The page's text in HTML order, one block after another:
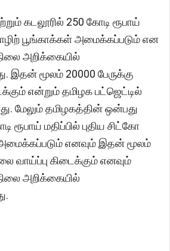
கடலூரில் 250 கோடி ரூபாய்
பூங்காக்கள் அமைக்கப்படும் என
அறிக்கையில்
இதன் மூலம் 20000 பேருக்கு
என்றும் தமிழக பட்ஜெட்டில்
மேலும் தமிழகத்தின் ஒன்பது
ரூபாய் மதிப்பில் புதிய சிட்கோ
எனவும் இதன் மூலம்
வாய்ப்பு கிடைக்கும் எனவும்
அறிக்கையில்